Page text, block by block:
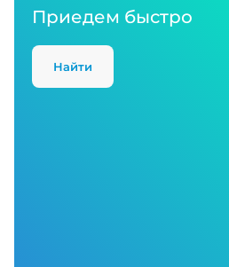
Приедем быстро
Найти